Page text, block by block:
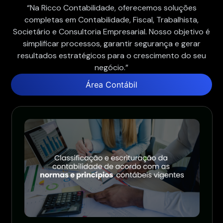
“Na Ricco Contabilidade, oferecemos soluções
completas em Contabilidade, Fiscal, Trabalhista,
Societário e Consultoria Empresarial. Nosso objetivo é
simplificar processos, garantir segurança e gerar
resultados estratégicos para o crescimento do seu
negócio.”
Área Contábil